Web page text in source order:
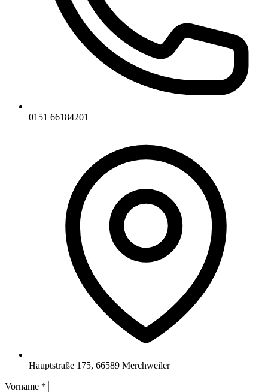
0151 66184201
Hauptstraße 175, 66589 Merchweiler
Vorname *